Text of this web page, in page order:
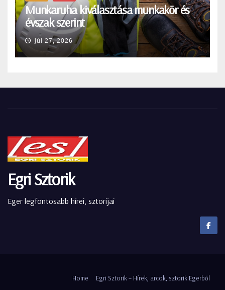
Munkaruha kiválasztása munkakör és
évszak szerint
júl 27, 2026
Egri Sztorik
Eger legfontosabb hírei, sztorijai
Home Egri Sztorik – Hírek, arcok, sztorik Egerből